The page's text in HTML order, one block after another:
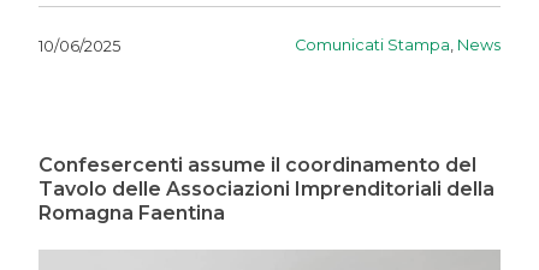
10/06/2025 Comunicati Stampa, News
Confesercenti assume il coordinamento del
Tavolo delle Associazioni Imprenditoriali della
Romagna Faentina